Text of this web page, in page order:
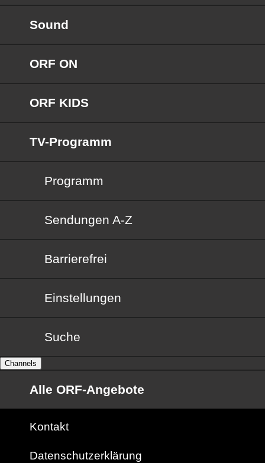
Sound
ORF ON
ORF KIDS
TV-Programm
Programm
Sendungen von A bis Z
Sendungen A-Z
Barrierefrei
Barrierefrei
Einstellungen
Suche
Channels
Alle ORF-Angebote
Kontakt
Datenschutzerklärung